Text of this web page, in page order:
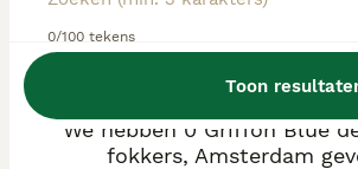
0/100 tekens
Toon
We hebben 0 Griffon Blue
fokkers, Amsterdam